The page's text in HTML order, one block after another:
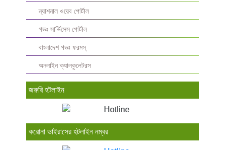
ন্যাশনাল ওয়েব পোর্টাল
গভঃ সার্ভিসেস পোর্টাল
বাংলাদেশ গভঃ ফরমস্‌
অনলাইন ক্যালকুলেটরস
জরুরি হটলাইন
করোনা ভাইরাসের হটলাইন নম্বর